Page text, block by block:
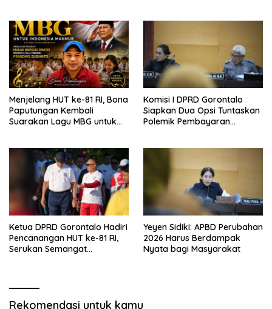
Menjelang HUT ke-81 RI, Bona
Paputungan Kembali
Suarakan Lagu MBG untuk
Komisi I DPRD Gorontalo
Siapkan Dua Opsi Tuntaskan
Polemik Pembayaran
Ketua DPRD Gorontalo Hadiri
Pencanangan HUT ke-81 RI,
Serukan Semangat
Yeyen Sidiki: APBD Perubahan
2026 Harus Berdampak
Nyata bagi Masyarakat
Rekomendasi untuk kamu